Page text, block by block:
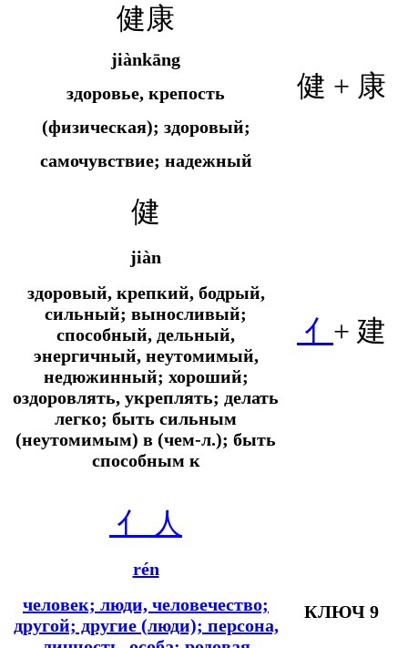
健康
jiànkāng
здоровье, крепость
(физическая); здоровый;
самочувствие; надежный
健 + 康
健
jiàn
здоровый, крепкий, бодрый,
сильный; выносливый;
способный, дельный,
энергичный, неутомимый,
недюжинный; хороший;
оздоровлять, укреплять; делать
легко; быть сильным
(неутомимым) в (чем-л.); быть
способным к
亻 + 建
亻 人
rén
человек; люди, человечество;
другой; другие (люди); персона,
КЛЮЧ 9